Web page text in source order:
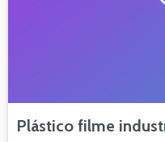
Plástico filme